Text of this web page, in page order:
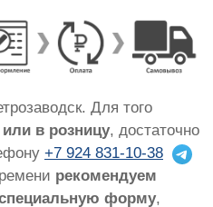
Для того
в розницу, достаточно
+7 924 831-10-38
рекомендуем
специальную форму,